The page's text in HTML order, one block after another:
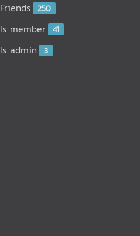
Friends 250
Is member 41
Is admin 3